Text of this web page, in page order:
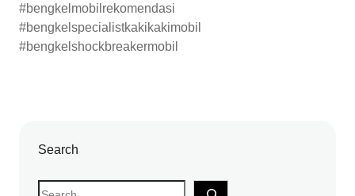
#bengkelmobilrekomendasi
#bengkelspecialistkakikakimobil
#bengkelshockbreakermobil
Search
S